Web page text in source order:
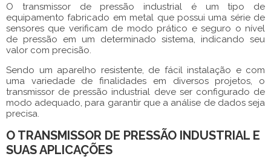
O transmissor de pressão industrial
é um tipo de
equipamento fabricado em metal que possui uma série de
sensores que verificam de modo prático e seguro o nível
de pressão em um determinado sistema, indicando seu
valor com precisão.
Sendo um aparelho resistente, de fácil instalação e com
uma variedade de finalidades em diversos projetos, o
transmissor de pressão industrial deve ser configurado de
modo adequado, para garantir que a análise de dados seja
precisa.
O TRANSMISSOR DE PRESSÃO INDUSTRIAL E
SUAS APLICAÇÕES